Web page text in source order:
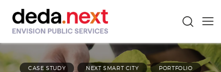
CASE STUDY NEXT SMART CITY PORTFOLIO